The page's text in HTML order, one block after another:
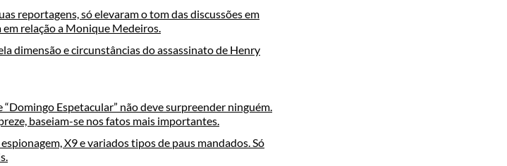
reportagens, só elevaram o tom das discussões em
relação a Monique Medeiros.
dimensão e circunstâncias do assassinato de Henry
Espetacular” não deve surpreender ninguém.
baseiam-se nos fatos mais importantes.
X9 e variados tipos de paus mandados. Só